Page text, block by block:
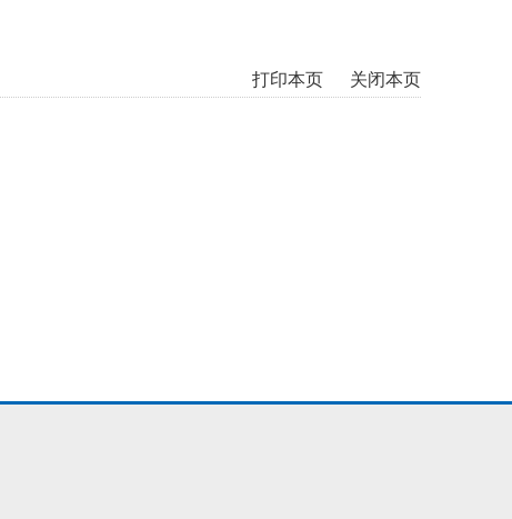
打印本页 关闭本页